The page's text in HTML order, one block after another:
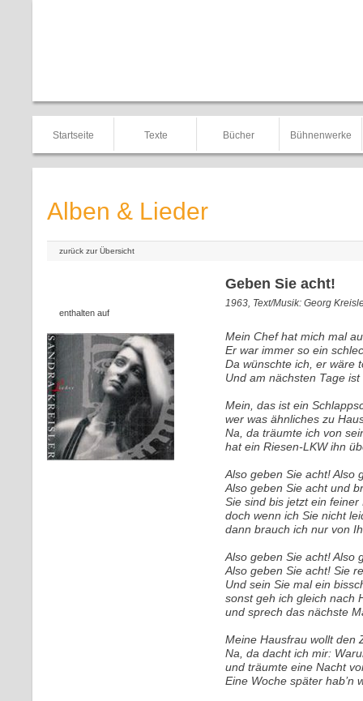
Startseite Texte Bücher Bühnenwerke
Alben & Lieder
zurück zur Übersicht
enthalten auf
Geben Sie acht!
1963, Text/Musik: Georg
Mein Chef hat mich mal
Er war immer so ein
Da wünschte ich, er wäre
Und am nächsten Tage
Mein, das ist ein
wer was ähnliches zu
Na, da träumte ich von
hat ein Riesen-LKW ihn
Also geben Sie acht! Also
Also geben Sie acht und
Sie sind bis jetzt ein feiner
doch wenn ich Sie nicht
dann brauch ich nur von
Also geben Sie acht! Also
Also geben Sie acht! Sie
Und sein Sie mal ein
sonst geh ich gleich nach
und sprech das nächste
Meine Hausfrau wollt den
Na, da dacht ich mir:
und träumte eine Nacht
Eine Woche später hab’n